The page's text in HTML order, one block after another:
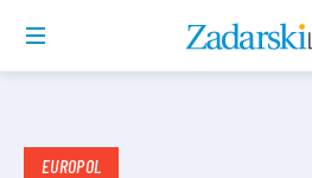
EUROPOL